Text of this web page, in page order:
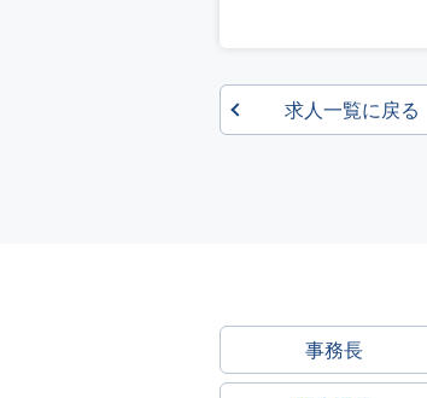
求人一覧に戻る
事務長